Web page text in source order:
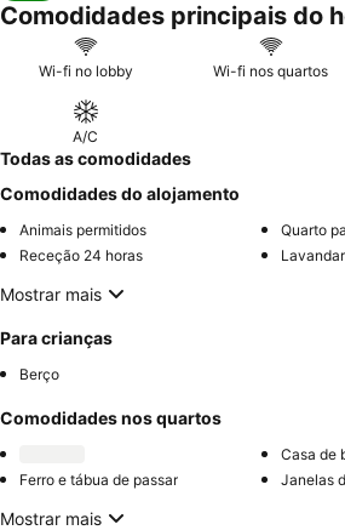
Comodidades principais do
Wi-fi no lobby Wi-fi nos quartos
A/C
Todas as comodidades
Comodidades do alojamento
Animais permitidos
Quarto
Receção 24 horas
Mostrar mais
Para crianças
Berço
Comodidades nos quartos
Casa de
Ferro e tábua de passar
Janelas
Mostrar mais